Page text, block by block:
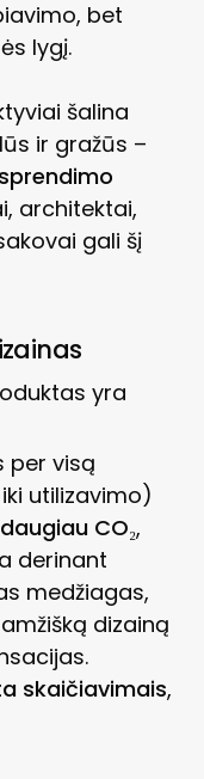
bet
lygį.
šalina
ir gražūs –
architektai,
gali šį
yra
per visą
utilizavimo)
CO₂,
derinant
medžiagas,
dizainą
skaičiavimais,